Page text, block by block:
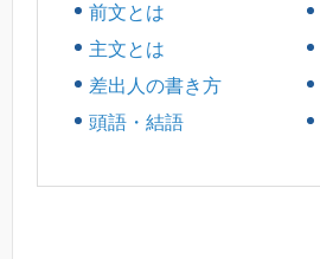
前文とは
主文とは
差出人の書き方
頭語・結語